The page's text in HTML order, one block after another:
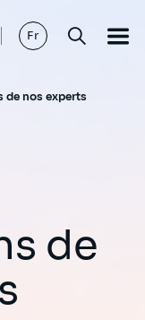
Fr
de nos experts
de